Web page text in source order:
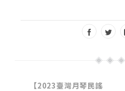
【2023臺灣月琴民謠